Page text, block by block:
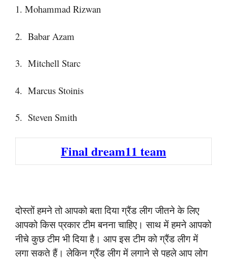
1. Mohammad Rizwan
2. Babar Azam
3. Mitchell Starc
4. Marcus Stoinis
5. Steven Smith
Final dream11 team
दोस्तों हमने तो आपको बता दिया ग्रैंड लीग जीतने के लिए
आपको किस प्रकार टीम बनना चाहिए। साथ में हमने आपको
नीचे कुछ टीम भी दिया है। आप इस टीम को ग्रैंड लीग में
लगा सकते हैं। लेकिन ग्रैंड लीग में लगाने से पहले आप लोग